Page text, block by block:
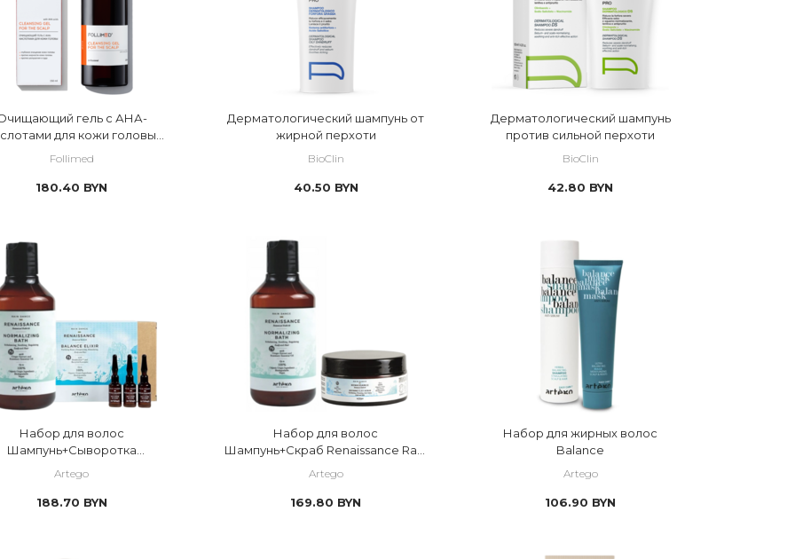
кожи головы
очистки
гель с АНА-
для кожи головы
Follimed
180.40 BYN
Дерматологический шампунь от
жирной перхоти
BioClin
40.50 BYN
Дерматологический шампунь
против сильной перхоти
BioClin
42.80 BYN
Набор для волос
Шампунь+Сыворотка
Artego
188.70 BYN
Набор для волос
Шампунь+Скраб Renaissance Rain
Artego
169.80 BYN
Набор для жирных волос
Balance
Artego
106.90 BYN